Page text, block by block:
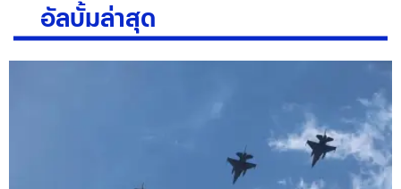
อัลบั้มล่าสุด